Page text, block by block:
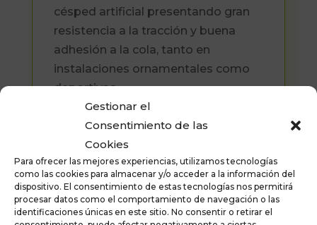
Gestionar el
Consentimiento de las
Cookies
Para ofrecer las mejores experiencias, utilizamos tecnologías
como las cookies para almacenar y/o acceder a la información del
dispositivo. El consentimiento de estas tecnologías nos permitirá
procesar datos como el comportamiento de navegación o las
identificaciones únicas en este sitio. No consentir o retirar el
césped artificial presentando gran
resistencia a la tracción y buena
adhesión a la cola, tanto en
instalaciones ornamentales como
deportivas.
El material es imputrescible. No es
atacado por bacterias o mohos y
mantiene su eficacia
indefinidamente.
Formato disponible: Rollo de